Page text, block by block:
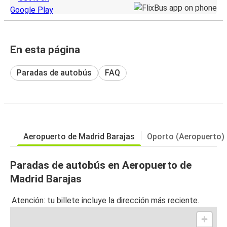
En esta página
Paradas de autobús FAQ
Aeropuerto de Madrid Barajas Oporto (Aeropuerto)
Paradas de autobús en Aeropuerto de
Madrid Barajas
Atención: tu billete incluye la dirección más reciente.